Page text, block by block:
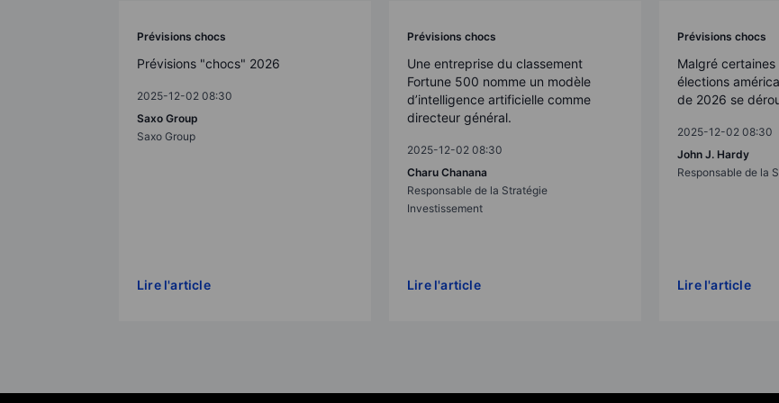
Prévisions chocs
Prévisions "chocs" 2026
2025-12-02 08:30
Saxo Group
Saxo Group
Lire l'article
Prévisions chocs
Une entreprise du classement
Fortune 500 nomme un modèle
d’intelligence artificielle comme
directeur général.
2025-12-02 08:30
Charu Chanana
Responsable de la Stratégie
Investissement
Lire l'article
Prévisions chocs
Malgré
élections
de 2026 se
2025-12-02 08:30
John J. Hardy
Responsable de la
Lire l'article